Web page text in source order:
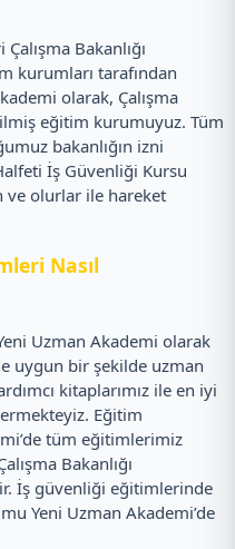
Bakanlığı
kurumları tarafından
olarak, Çalışma
eğitim kurumuyuz. Tüm
bakanlığın izni
İş Güvenliği Kursu
ve olurlar ile hareket
Nasıl
Uzman Akademi olarak
uygun bir şekilde uzman
kitaplarımız ile en iyi
Eğitim
tüm eğitimlerimiz
Bakanlığı
İş güvenliği eğitimlerinde
Yeni Uzman Akademi’de